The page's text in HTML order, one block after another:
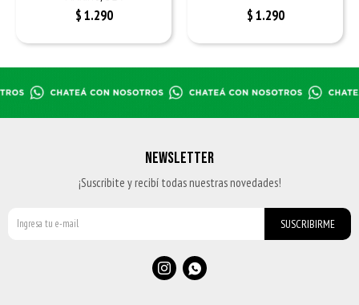
$1.290 $1.290
NEWSLETTER
¡Suscribite y recibí todas nuestras novedades!
SUSCRIBIRME
 